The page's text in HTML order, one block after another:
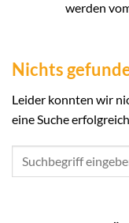
werden
Nichts
Leider konnten wir
eine Suche